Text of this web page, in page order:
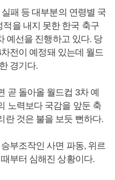
패 등 대부분의 연령별 국
을 내지 못한 한국 축구
예선을 진행하고 있다. 당
전이 예정돼 있는데 월드
경기다.
곧 돌아올 월드컵 3차 예
노력보다 국감을 앞둔 축
란 것은 불을 보듯 뻔하다.
부조작인 사면 파동, 위르
부터 심해진 상황이다.